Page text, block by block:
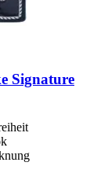
Signature